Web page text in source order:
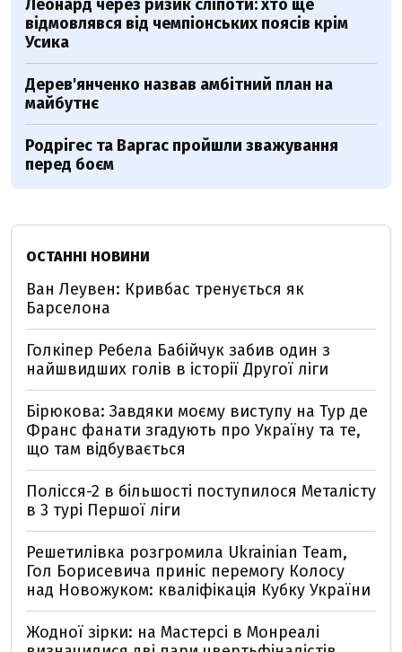
Леонард через ризик сліпоти: хто ще
відмовлявся від чемпіонських поясів крім
Усика
Дерев'янченко назвав амбітний план на
майбутнє
Родрігес та Варгас пройшли зважування
перед боєм
ОСТАННІ НОВИНИ
Ван Леувен: Кривбас тренується як
Барселона
Голкіпер Ребела Бабійчук забив один з
найшвидших голів в історії Другої ліги
Бірюкова: Завдяки моєму виступу на Тур де
Франс фанати згадують про Україну та те,
що там відбувається
Полісся-2 в більшості поступилося Металісту
в 3 турі Першої ліги
Решетилівка розгромила Ukrainian Team,
Гол Борисевича приніс перемогу Колосу
над Новожуком: кваліфікація Кубку України
Жодної зірки: на Мастерсі в Монреалі